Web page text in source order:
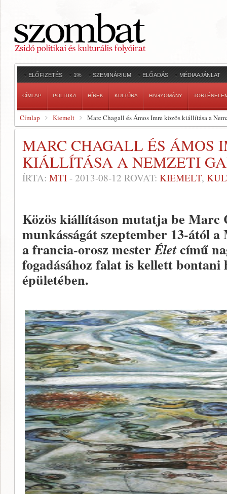
ELŐFIZETÉS 1% SZEMINÁRIUM ELŐADÁS MÉDIAAJÁNLAT
CÍMLAP POLITIKA HÍREK KULTÚRA HAGYOMÁNY
Címlap Kiemelt Marc Chagall és Ámos Imre közös kiállítása a
MARC CHAGALL ÉS ÁMOS
KIÁLLÍTÁSA A NEMZETI
ÍRTA: MTI - 2013-08-12 ROVAT: KIEMELT,
Közös kiállításon mutatja be Marc
munkásságát szeptember 13-ától
a francia-orosz mesterÉletcímű
fogadásához falat is kellett
épületében.